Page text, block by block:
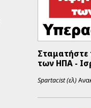
Σταματήστε
των ΗΠΑ -
Spartacist (ελ)